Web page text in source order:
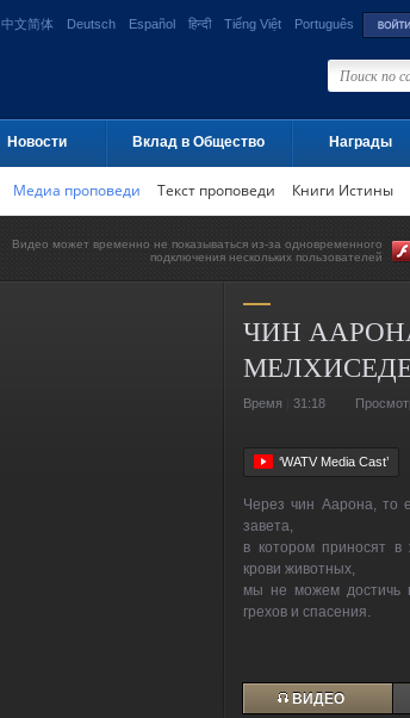
中文简体 Deutsch Español हिन्दी Tiếng Việt Português
Новости Вклад в Общество Награды
Медиа проповеди Текст проповеди Книги Истины
Видео может временно не показываться из-за одновременного
подключения нескольких пользователей